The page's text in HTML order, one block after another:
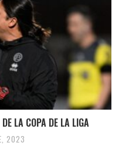
LA COPA DE LA LIGA
2023